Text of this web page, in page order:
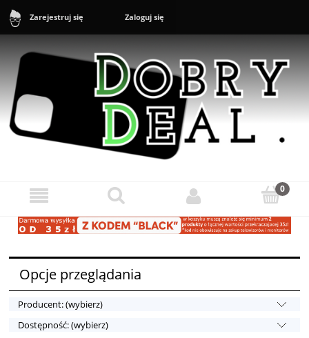
Zarejestruj się Zaloguj się
Sklep: +48 888 43 16 16 (10-20) Zgłoszenia reklamacyjne i zwroty:
+48 888 43 17 17 (11-17)
Opcje przeglądania
Producent: (wybierz)
Dostępność: (wybierz)